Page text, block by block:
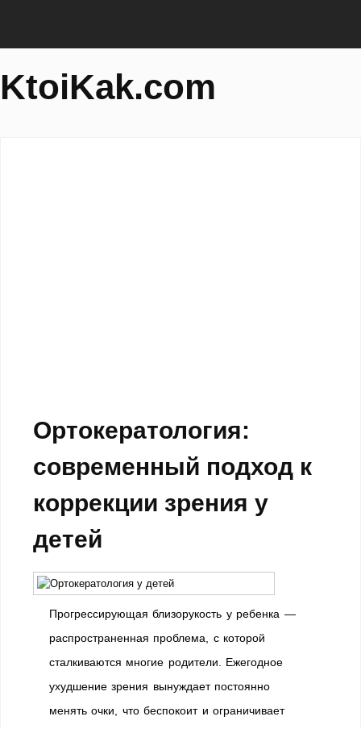
KtoiKak.com
Ортокератология:
современный подход к
коррекции зрения у
детей
Прогрессирующая близорукость у ребенка —
распространенная проблема, с которой
сталкиваются многие родители. Ежегодное
ухудшение зрения вынуждает постоянно
менять очки, что беспокоит и ограничивает